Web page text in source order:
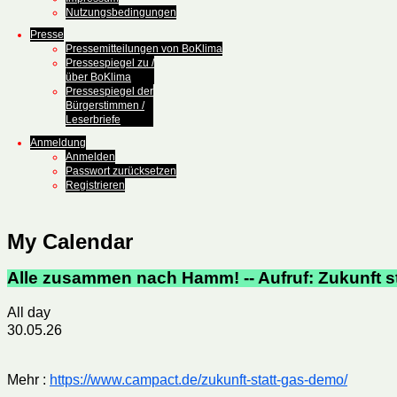
Nutzungsbedingungen
Presse
Pressemitteilungen von BoKlima
Pressespiegel zu /
über BoKlima
Pressespiegel der
Bürgerstimmen /
Leserbriefe
Anmeldung
Anmelden
Passwort zurücksetzen
Registrieren
My Calendar
Alle zusammen nach Hamm! -- Aufruf: Zukunft
All day
30.05.26
Mehr : https://www.campact.de/zukunft-statt-gas-demo/